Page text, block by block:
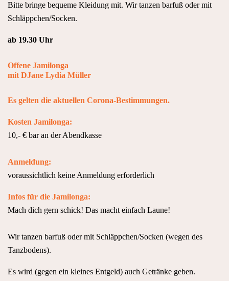
Bitte bringe bequeme Kleidung mit. Wir tanzen barfuß oder mit
Schläppchen/Socken.
ab 19.30 Uhr
Offene Jamilonga
mit DJane Lydia Müller
Es gelten die aktuellen Corona-Bestimmungen.
Kosten Jamilonga:
10,- € bar an der Abendkasse
Anmeldung:
voraussichtlich keine Anmeldung erforderlich
Infos für die Jamilonga:
Mach dich gern schick! Das macht einfach Laune!
Wir tanzen barfuß oder mit Schläppchen/Socken (wegen des
Tanzbodens).
Es wird (gegen ein kleines Entgeld) auch Getränke geben.